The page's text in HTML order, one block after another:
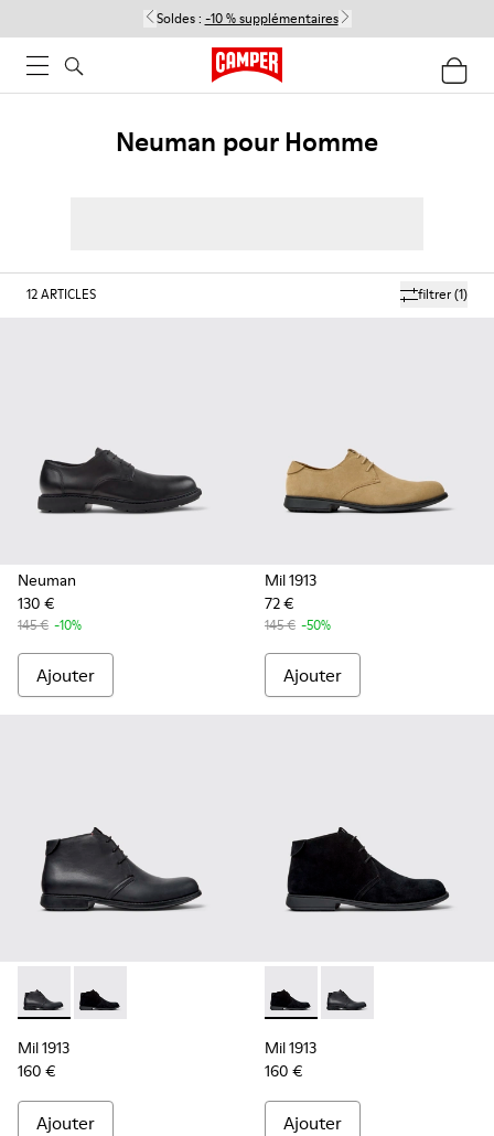
Soldes : -10 % supplémentaires
Neuman pour Homme
filtrer(1)
12ARTICLES
Neuman
130 €
145 € -10%
Ajouter
Mil 1913
72 €
145 € -50%
Ajouter
Mil 1913 - 36587-052 - Bottines en cuir noir pour homme.
Mil 1913 - 36587-055 - Bottines en nubuck noir pour
Mil 1913
160 €
Ajouter
Mil 1913 - 36587-055 -
Mil 1913 - 36587-
Mil 1913
160 €
Ajouter